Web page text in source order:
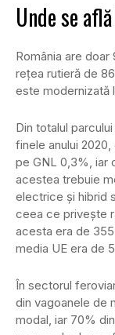
Unde se
România are
rețea rutieră de
este modernizată
Din totalul
finele anului
pe GNL 0,3%, iar
acestea trebuie
electrice și hibrid
ceea ce privește
acesta era de
media UE era de
În sectorul
din vagoanele de
modal, iar 70%